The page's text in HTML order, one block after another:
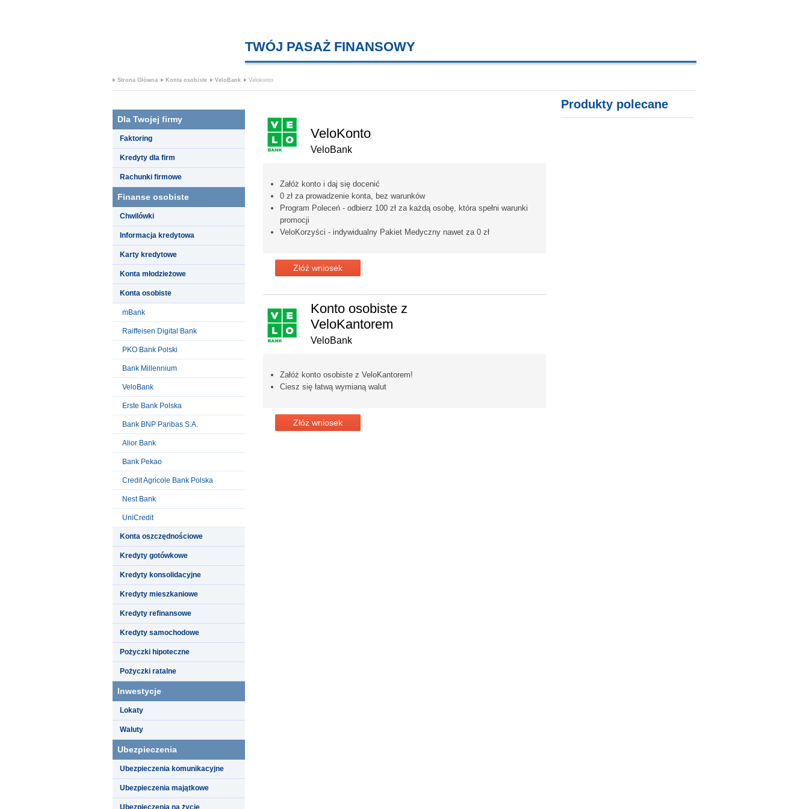
TWÓJ PASAŻ FINANSOWY
Strona Główna Konta osobiste VeloBank Velokonto
Dla Twojej firmy
Faktoring
Kredyty dla firm
Rachunki firmowe
Finanse osobiste
Chwilówki
Informacja kredytowa
Karty kredytowe
Konta młodzieżowe
Konta osobiste
mBank
Raiffeisen Digital Bank
PKO Bank Polski
Bank Millennium
VeloBank
Erste Bank Polska
Bank BNP Paribas S.A.
Alior Bank
Bank Pekao
Credit Agricole Bank Polska
Nest Bank
UniCredit
Konta oszczędnościowe
Kredyty gotówkowe
Kredyty konsolidacyjne
Kredyty mieszkaniowe
Kredyty refinansowe
Kredyty samochodowe
Pożyczki hipoteczne
Pożyczki ratalne
Inwestycje
Lokaty
Waluty
Ubezpieczenia
Ubezpieczenia komunikacyjne
Ubezpieczenia majątkowe
Ubezpieczenia na życie
VeloKonto
VeloBank
Załóż konto i daj się docenić
0 zł za prowadzenie konta, bez warunków
Program Poleceń - odbierz 100 zł za każdą osobę, która spełni warunki
promocji
VeloKorzyści - indywidualny Pakiet Medyczny nawet za 0 zł
Złóż wniosek
Konto osobiste z
VeloKantorem
VeloBank
Załóż konto osobiste z VeloKantorem!
Ciesz się łatwą wymianą walut
Złóż wniosek
Produkty polecane